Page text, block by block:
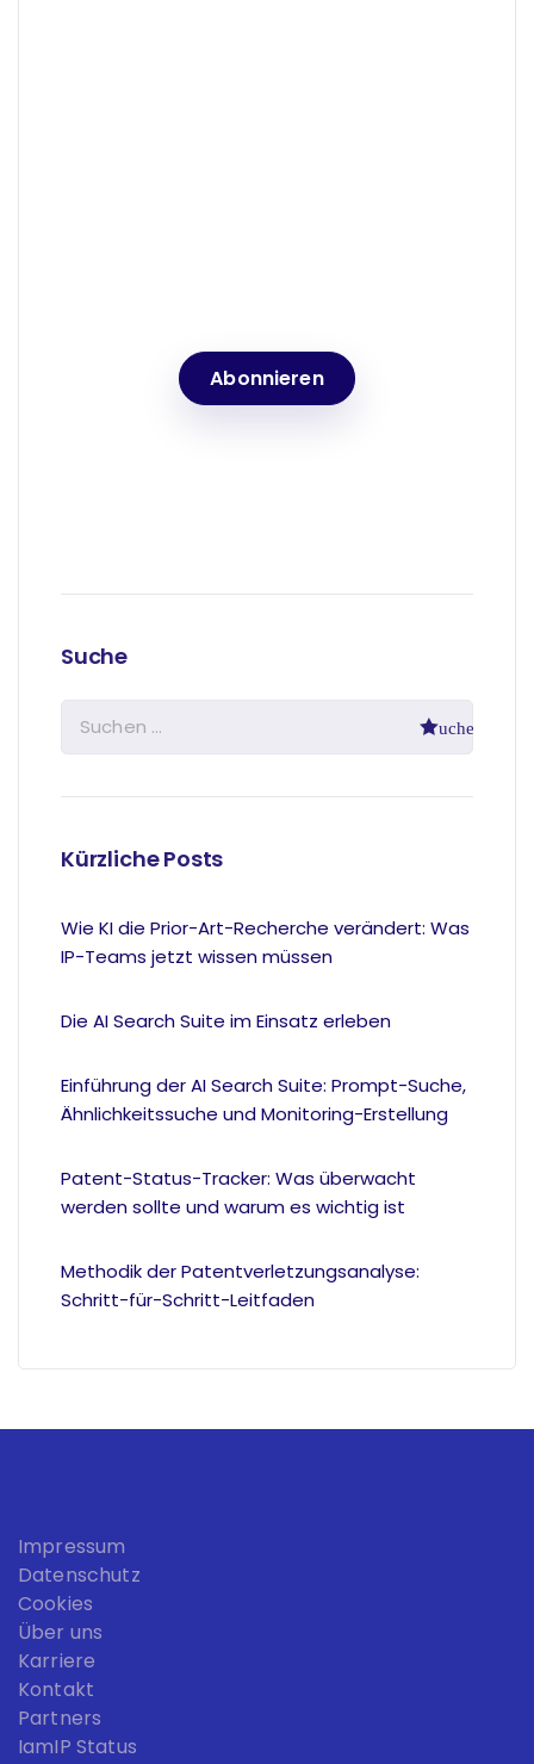
Abonnieren
Suche
Kürzliche Posts
Wie KI die Prior-Art-Recherche verändert: Was
IP-Teams jetzt wissen müssen
Die AI Search Suite im Einsatz erleben
Einführung der AI Search Suite: Prompt-Suche,
Ähnlichkeitssuche und Monitoring-Erstellung
Patent-Status-Tracker: Was überwacht
werden sollte und warum es wichtig ist
Methodik der Patentverletzungsanalyse:
Schritt-für-Schritt-Leitfaden
Impressum
Datenschutz
Cookies
Über uns
Karriere
Kontakt
Partners
IamIP Status